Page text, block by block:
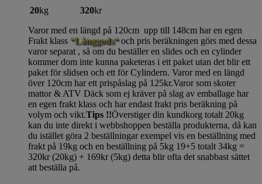
20kg 320kr
Varor med en längd på 120cm upp till 148cm har en egen
Frakt klass “Långgods“och pris beräkningen görs med dessa
varor separat , så om du beställer en slides och en cylinder
kommer dom inte kunna paketeras i ett paket utan det blir ett
paket för slidsen och ett för Cylindern. Varor med en längd
över 120cm har ett prispåslag på 125kr.Varor som skoter
mattor & ATV Däck som ej kräver på slag av emballage har
en egen frakt klass och har endast frakt pris beräkning på
volym och vikt.Tips !!Överstiger din kundkorg totalt 20kg
kan du inte direkt i webbshoppen beställa produkterna, då kan
du istället göra 2 beställningar exempel vis en beställning med
frakt på 19kg och en beställning på 5kg 19+5 totalt 34kg =
320kr (20kg) + 169kr (5kg) detta blir ofta det snabbast sättet
att beställa på.